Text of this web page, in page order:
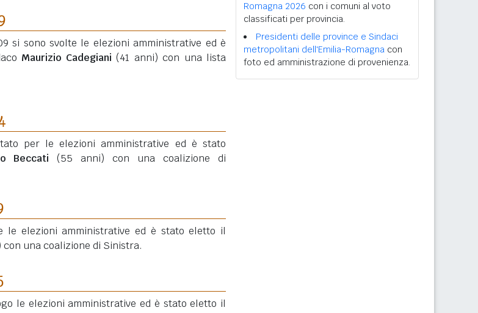
si sono svolte le elezioni amministrative ed è
Maurizio Cadegiani (41 anni) con una lista
per le elezioni amministrative ed è stato
Beccati (55 anni) con una coalizione di
le elezioni amministrative ed è stato eletto il
con una coalizione di Sinistra.
le elezioni amministrative ed è stato eletto il
Romagna 2026 con i comuni al voto
classificati per provincia.
Presidenti delle province e Sindaci
metropolitani dell'Emilia-Romagna con
foto ed amministrazione di provenienza.